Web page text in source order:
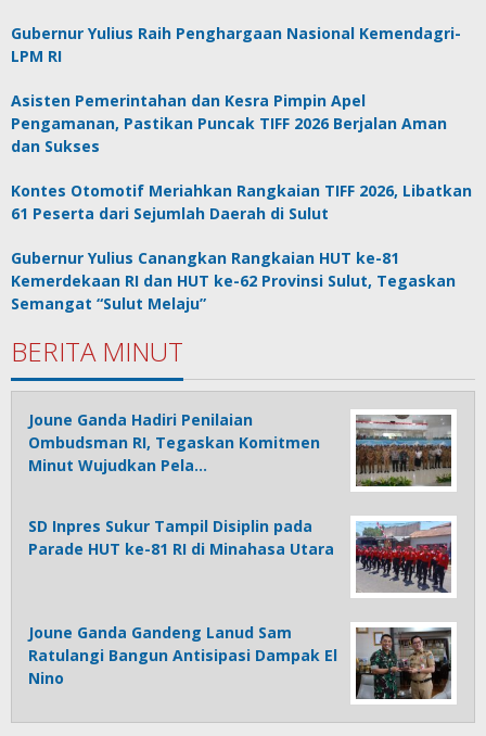
Gubernur Yulius Raih Penghargaan Nasional Kemendagri-
LPM RI
Asisten Pemerintahan dan Kesra Pimpin Apel
Pengamanan, Pastikan Puncak TIFF 2026 Berjalan Aman
dan Sukses
Kontes Otomotif Meriahkan Rangkaian TIFF 2026, Libatkan
61 Peserta dari Sejumlah Daerah di Sulut
Gubernur Yulius Canangkan Rangkaian HUT ke-81
Kemerdekaan RI dan HUT ke-62 Provinsi Sulut, Tegaskan
Semangat “Sulut Melaju”
BERITA MINUT
Joune Ganda Hadiri Penilaian
Ombudsman RI, Tegaskan Komitmen
Minut Wujudkan Pela…
SD Inpres Sukur Tampil Disiplin pada
Parade HUT ke-81 RI di Minahasa Utara
Joune Ganda Gandeng Lanud Sam
Ratulangi Bangun Antisipasi Dampak El
Nino